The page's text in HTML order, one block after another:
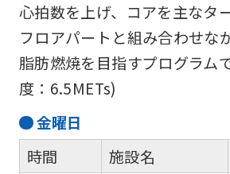
心拍数を上げ、コアを主なタ
フロアパートと組み合わせな
脂肪燃焼を目指すプログラム
度：6.5METs)
金曜日
時間
施設名